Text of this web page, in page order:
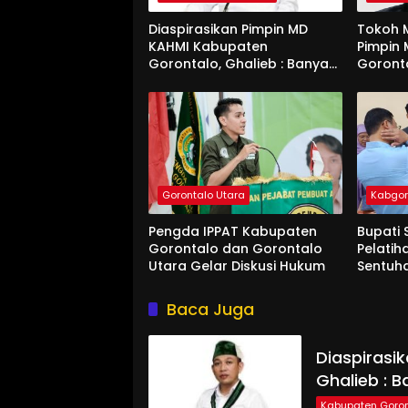
Diaspirasikan Pimpin MD
KAHMI Kabupaten
Gorontalo, Ghalieb : Banyak
Tokoh
Pimpin
Gorontalo Utara
Pengda IPPAT Kabupaten
Gorontalo dan Gorontalo
Utara Gelar Diskusi Hukum
Bupati
Baca Juga
Ghalieb :
Kabupaten